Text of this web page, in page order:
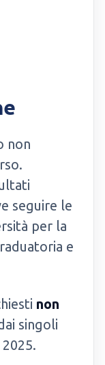
non
seguire le
per la
e
non
singoli